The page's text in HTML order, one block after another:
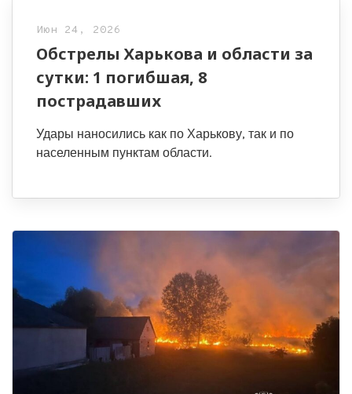
Июн 24, 2026
Обстрелы Харькова и области за
сутки: 1 погибшая, 8
пострадавших
Удары наносились как по Харькову, так и по
населенным пунктам области.